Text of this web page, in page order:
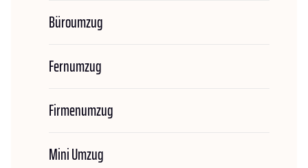
Büroumzug
Fernumzug
Firmenumzug
Mini Umzug